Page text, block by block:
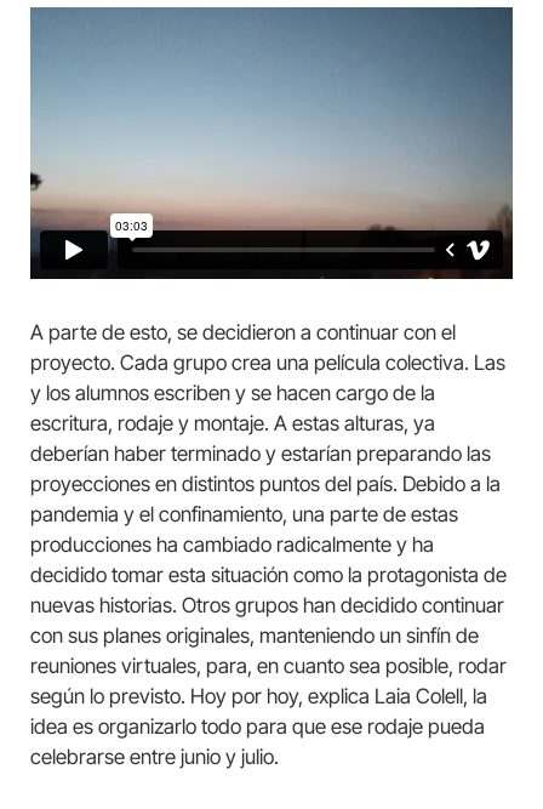
A parte de esto, se decidieron a continuar con el
proyecto. Cada grupo crea una película colectiva. Las
y los alumnos escriben y se hacen cargo de la
escritura, rodaje y montaje. A estas alturas, ya
deberían haber terminado y estarían preparando las
proyecciones en distintos puntos del país. Debido a la
pandemia y el confinamiento, una parte de estas
producciones ha cambiado radicalmente y ha
decidido tomar esta situación como la protagonista de
nuevas historias. Otros grupos han decidido continuar
con sus planes originales, manteniendo un sinfín de
reuniones virtuales, para, en cuanto sea posible, rodar
según lo previsto. Hoy por hoy, explica Laia Colell, la
idea es organizarlo todo para que ese rodaje pueda
celebrarse entre junio y julio.